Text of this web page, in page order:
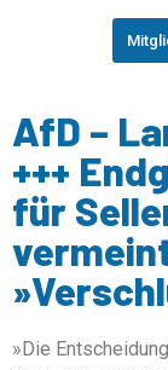
AfD –
+++
für
»Die